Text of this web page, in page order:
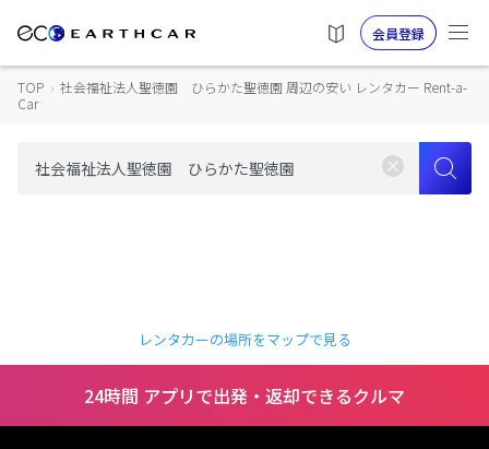
会員登録
TOP › 社会福祉法人聖徳園 ひらかた聖徳園 周辺の安い レンタカー Rent-a-
Car
レンタカーの場所をマップで見る
24時間 アプリで出発・返却できるクルマ